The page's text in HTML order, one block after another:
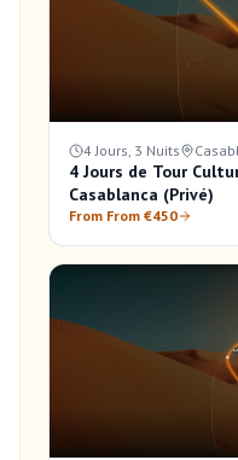
4 Jours, 3 Nuits
4 Jours de Tour
Casablanca (Privé)
From From €450